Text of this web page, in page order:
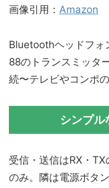
画像引用： Amazon
Bluetoothヘッドフォ
88のトランスミッタ
続〜テレビやコンポ
シンプル
受信・送信はRX・
のみ。隣は電源ボタン